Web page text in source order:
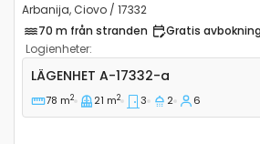
Arbanija, Ciovo / 17332
70 m från stranden
Gratis avbokning
Logienheter:
Trerumslägenhet Arbanija, Ciovo
LÄGENHET A-17332-a
78 m2 21 m2 3 2 6